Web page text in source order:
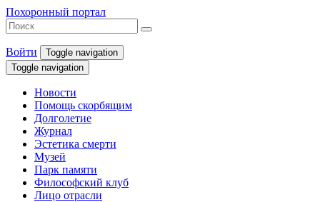
Похоронный портал
Войти
Toggle navigation
Toggle navigation
Новости
Помощь скорбящим
Долголетие
Журнал
Эстетика смерти
Музей
Парк памяти
Философский клуб
Лицо отрасли